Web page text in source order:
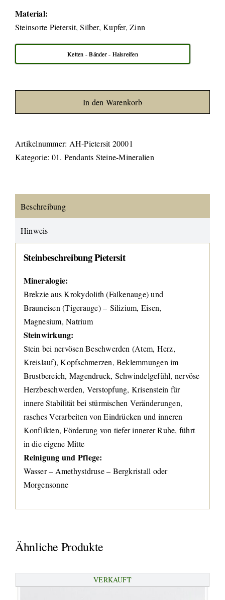
Material:
Steinsorte Pietersit, Silber, Kupfer, Zinn
Ketten - Bänder - Halsreifen
In den Warenkorb
Artikelnummer: AH-Pietersit 20001
Kategorie: 01. Pendants Steine-Mineralien
Beschreibung
Hinweis
Steinbeschreibung Pietersit
Mineralogie:
Brekzie aus Krokydolith (Falkenauge) und
Brauneisen (Tigerauge) – Silizium, Eisen,
Magnesium, Natrium
Steinwirkung:
Stein bei nervösen Beschwerden (Atem, Herz,
Kreislauf), Kopfschmerzen, Beklemmungen im
Brustbereich, Magendruck, Schwindelgefühl, nervöse
Herzbeschwerden, Verstopfung, Krisenstein für
innere Stabilität bei stürmischen Veränderungen,
rasches Verarbeiten von Eindrücken und inneren
Konflikten, Förderung von tiefer innerer Ruhe, führt
in die eigene Mitte
Reinigung und Pflege:
Wasser – Amethystdruse – Bergkristall oder
Morgensonne
Ähnliche Produkte
VERKAUFT